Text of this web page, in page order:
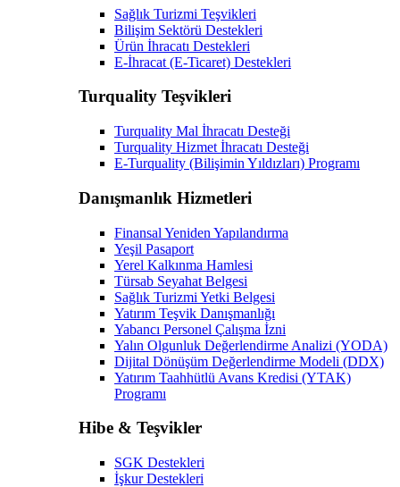
Sağlık Turizmi Teşvikleri
Bilişim Sektörü Destekleri
Ürün İhracatı Destekleri
E-İhracat (E-Ticaret) Destekleri
Turquality Teşvikleri
Turquality Mal İhracatı Desteği
Turquality Hizmet İhracatı Desteği
E-Turquality (Bilişimin Yıldızları) Programı
Danışmanlık Hizmetleri
Finansal Yeniden Yapılandırma
Yeşil Pasaport
Yerel Kalkınma Hamlesi
Türsab Seyahat Belgesi
Sağlık Turizmi Yetki Belgesi
Yatırım Teşvik Danışmanlığı
Yabancı Personel Çalışma İzni
Yalın Olgunluk Değerlendirme Analizi (YODA)
Dijital Dönüşüm Değerlendirme Modeli (DDX)
Yatırım Taahhütlü Avans Kredisi (YTAK)
Programı
Hibe & Teşvikler
SGK Destekleri
İşkur Destekleri